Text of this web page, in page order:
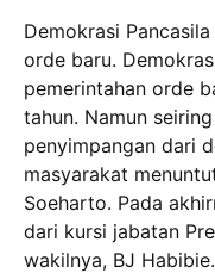
Demokrasi
orde baru.
pemerintahan orde
tahun. Namun
penyimpangan dari
masyarakat
Soeharto. Pada
dari kursi jabatan
wakilnya, BJ Habibie.